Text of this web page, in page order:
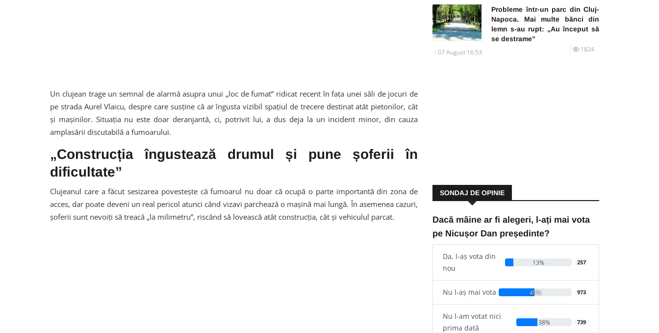
Un clujean trage un semnal de alarmă asupra unui „loc de fumat” ridicat recent în fața unei săli de jocuri de
pe strada Aurel Vlaicu, despre care susține că ar îngusta vizibil spațiul de trecere destinat atât pietonilor, cât
și mașinilor. Situația nu este doar deranjantă, ci, potrivit lui, a dus deja la un incident minor, din cauza
amplasării discutabilă a fumoarului.
„Construcția îngustează drumul și pune șoferii în
dificultate”
Clujeanul care a făcut sesizarea povestește că fumoarul nu doar că ocupă o parte importantă din zona de
acces, dar poate deveni un real pericol atunci când vizavi parchează o mașină mai lungă. În asemenea cazuri,
șoferii sunt nevoiți să treacă „la milimetru”, riscând să lovească atât construcția, cât și vehiculul parcat.
Probleme într-un parc din Cluj-
Napoca. Mai multe bănci din
lemn s-au rupt: „Au început să
se destrame”
07 August 16:53 1824
SONDAJ DE OPINIE
Dacă mâine ar fi alegeri, l-ați mai vota
pe Nicușor Dan președinte?
Da, l-aș vota din
nou
13% 257
Nu l-aș mai vota 49% 973
Nu l-am votat nici
prima dată
38% 739